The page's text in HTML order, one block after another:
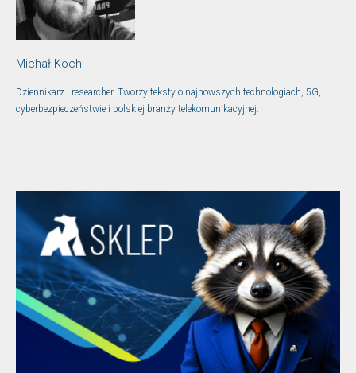
Michał Koch
Dziennikarz i researcher. Tworzy teksty o najnowszych technologiach, 5G,
cyberbezpieczeństwie i polskiej branży telekomunikacyjnej.